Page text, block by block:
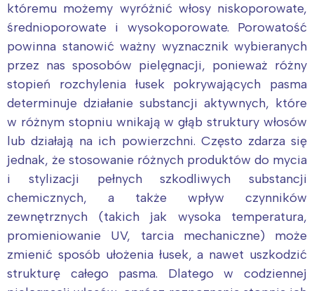
któremu możemy wyróżnić włosy niskoporowate,
średnioporowate i wysokoporowate. Porowatość
powinna stanowić ważny wyznacznik wybieranych
przez nas sposobów pielęgnacji, ponieważ różny
stopień rozchylenia łusek pokrywających pasma
determinuje działanie substancji aktywnych, które
w różnym stopniu wnikają w głąb struktury włosów
lub działają na ich powierzchni. Często zdarza się
jednak, że stosowanie różnych produktów do mycia
i stylizacji pełnych szkodliwych substancji
chemicznych, a także wpływ czynników
zewnętrznych (takich jak wysoka temperatura,
promieniowanie UV, tarcia mechaniczne) może
zmienić sposób ułożenia łusek, a nawet uszkodzić
strukturę całego pasma. Dlatego w codziennej